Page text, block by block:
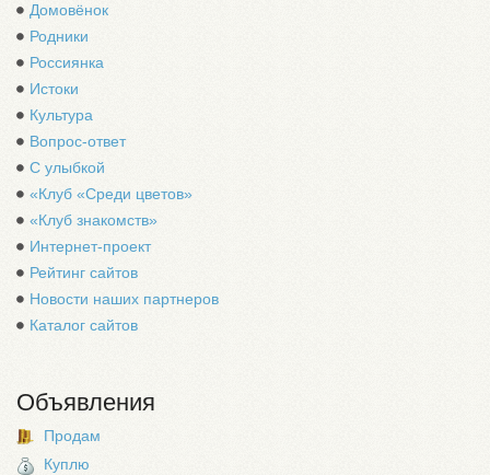
Домовёнок
Родники
Россиянка
Истоки
Культура
Вопрос-ответ
С улыбкой
«Клуб «Среди цветов»
«Клуб знакомств»
Интернет-проект
Рейтинг сайтов
Новости наших партнеров
Каталог сайтов
Объявления
Продам
Куплю